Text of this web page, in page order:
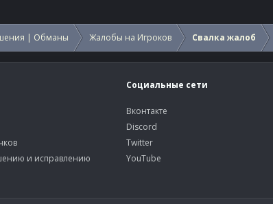
| Обманы Жалобы на Игроков Свалка жалоб
и исправлению
Социальные сети
Вконтакте
Discord
Twitter
YouTube